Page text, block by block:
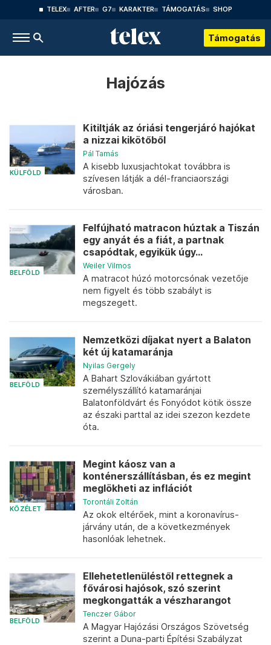
TELEX AFTER G7 KARAKTER TÁMOGATÁS SHOP
Támogatás
Hajózás
KÜLFÖLD
Kitiltják az óriási tengerjáró hajókat
a nizzai kikötőből
Pál Tamás
A kisebb luxusjachtokat továbbra is
szívesen látják a dél-franciaországi
városban.
BELFÖLD
Felfújható matracon húztak a Tiszán
egy anyát és a fiát, a partnak
csapódtak, egyikük úgy...
Weiler Vilmos
A matracot húzó motorcsónak vezetője
nem figyelt és több szabályt is
megszegett.
BELFÖLD
Nemzetközi díjakat nyert a Balaton
két új katamaránja
Nyilas Gergely
A Bahart Szlovákiában gyártott
személyszállító katamaránjai
Balatonföldvárt és Fonyódot kötik össze
az északi parttal az idei szezon kezdete
óta.
KÖZÉLET
Megint káosz van a
konténerszállításban, és ez megint
meglökheti az inflációt
Torontáli Zoltán
Az okok eltérőek, mint a koronavírus-
járvány után, de a következmények
hasonlóak lehetnek.
BELFÖLD
Ellehetetlenüléstől rettegnek a
fővárosi hajósok, szó szerint
megkongatták a vészharangot
Tenczer Gábor
A Magyar Hajózási Országos Szövetség
szerint a Duna-parti Építési Szabályzat